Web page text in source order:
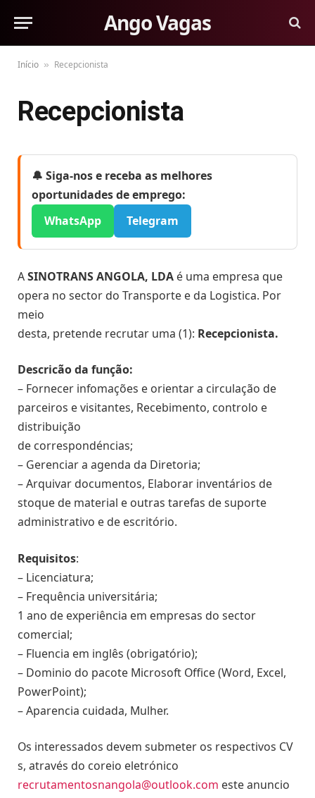
Ango Vagas
Início » Recepcionista
Recepcionista
🔔 Siga-nos e receba as melhores
oportunidades de emprego:
WhatsApp
Telegram
ASINOTRANS ANGOLA, LDA é uma empresa que
opera no sector do Transporte e da Logistica. Por
meio
desta, pretende recrutar uma (1): Recepcionista.
Descricão da função:
– Fornecer infomações e orientar a circulação de
parceiros e visitantes, Recebimento, controlo e
distribuição
de correspondéncias;
– Gerenciar a agenda da Diretoria;
– Arquivar documentos, Elaborar inventários de
stoque de material e outras tarefas de suporte
administrativo e de escritório.
Requisitos:
– Licenciatura;
– Frequência universitária;
1 ano de experiência em empresas do sector
comercial;
– Fluencia em inglês (obrigatório);
– Dominio do pacote Microsoft Office (Word, Excel,
PowerPoint);
– Aparencia cuidada, Mulher.
Os interessados devem submeter os respectivos CV
s, através do coreio eletrónico
recrutamentosnangola@outlook.com este anuncio